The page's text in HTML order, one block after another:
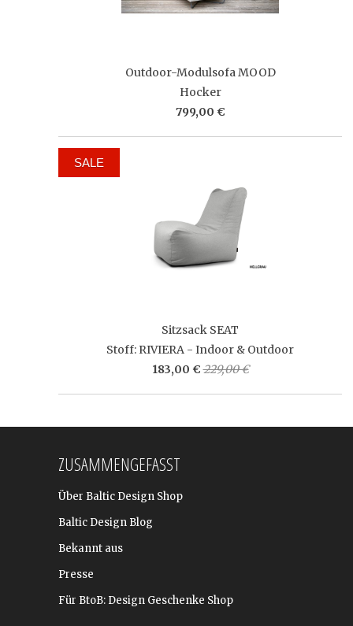
Outdoor-Modulsofa MOOD
Hocker
799,00 €
Sitzsack SEAT
Stoff: RIVIERA - Indoor & Outdoor
183,00 €229,00 €
SALE
ZUSAMMENGEFASST
Über Baltic Design Shop
Baltic Design Blog
Bekannt aus
Presse
Für BtoB: Design Geschenke Shop